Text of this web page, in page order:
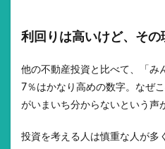
利回りは高いけど、そ
他の不動産投資と比べて、「み
7％はかなり高めの数字。なぜ
がいまいち分からないという声
投資を考える人は慎重な人が多